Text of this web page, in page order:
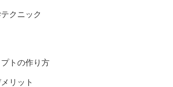
クニック
トの作り方
リット